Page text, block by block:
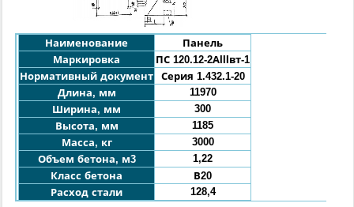
Наименование
Панель
Маркировка
ПС 120.12-2АIIIвт-1
Нормативный документ
Серия 1.432.1-20
Длина, мм
11970
Ширина, мм
300
Высота, мм
1185
Масса, кг
3000
Объем бетона, м3
1,22
Класс бетона
В20
Расход стали
128,4